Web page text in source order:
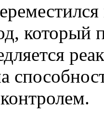
который